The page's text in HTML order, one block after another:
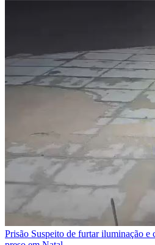
Prisão Suspeito de furtar iluminação e